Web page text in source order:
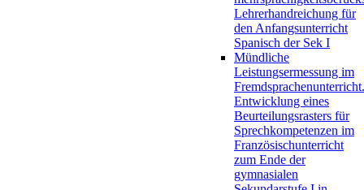
Lehrerhandreichung für
den Anfangsunterricht
Spanisch der Sek I
Mündliche
Leistungsermessung im
Fremdsprachenunterricht.
Entwicklung eines
Beurteilungsrasters für
Sprechkompetenzen im
Französischunterricht
zum Ende der
gymnasialen